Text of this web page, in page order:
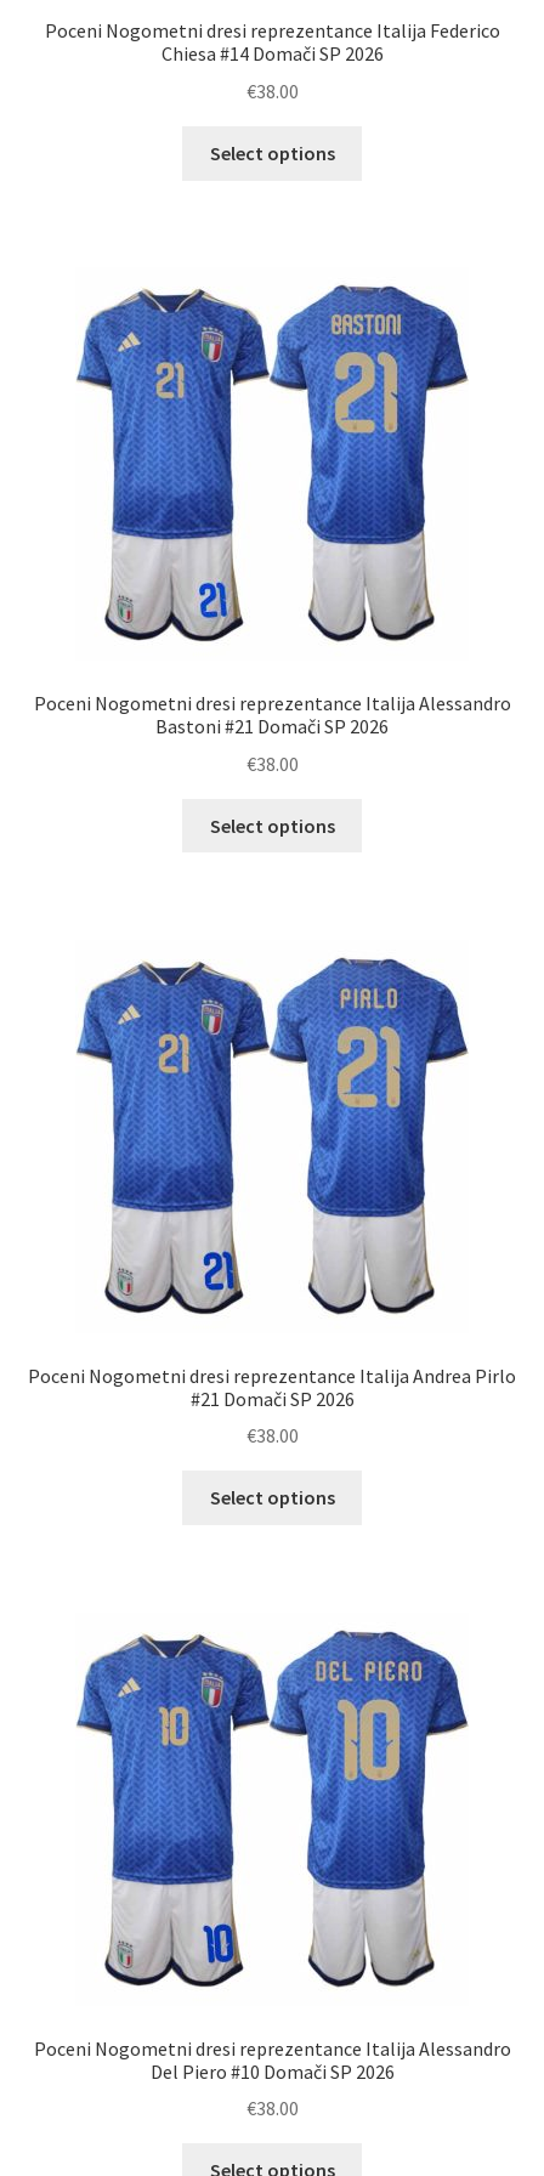
Poceni Nogometni dresi reprezentance Italija Federico
Chiesa #14 Domači SP 2026
€38.00
Select options
Možnosti
lahko
izberete
na
strani
izdelka
Poceni Nogometni dresi reprezentance Italija Alessandro
Bastoni #21 Domači SP 2026
€38.00
Select options
Možnosti
lahko
izberete
na
strani
izdelka
Poceni Nogometni dresi reprezentance Italija Andrea Pirlo
#21 Domači SP 2026
€38.00
Select options
Možnosti
lahko
izberete
na
strani
izdelka
Poceni Nogometni dresi reprezentance Italija Alessandro
Del Piero #10 Domači SP 2026
€38.00
Select options